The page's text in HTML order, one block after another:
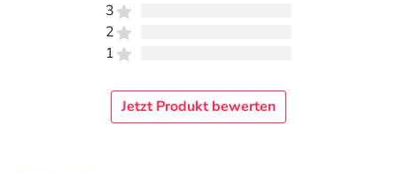
3
2
1
Jetzt Produkt bewerten